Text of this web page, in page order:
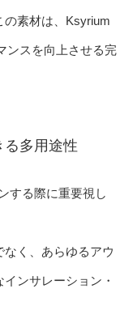
の素材は、Ksyrium
ンスを向上させる完
る多用途性
する際に重要視し
く、あらゆるアウ
ンサレーション・